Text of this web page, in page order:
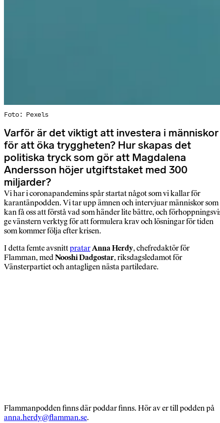
Foto: Pexels
Varför är det viktigt att investera i människor
för att öka tryggheten? Hur skapas det
politiska tryck som gör att Magdalena
Andersson höjer utgiftstaket med 300
miljarder?
Vi har i coronapandemins spår startat något som vi kallar för
karantänpodden. Vi tar upp ämnen och intervjuar människor som
kan få oss att förstå vad som händer lite bättre, och
ge vänstern verktyg för att formulera krav och lösningar för tiden
som kommer följa efter krisen.
I detta femte avsnittpratarAnna Herdy, chefredaktör för
Flamman, medNooshi Dadgostar,riksdagsledamot för
Vänsterpartiet och antagligen nästa partiledare.
Flammanpodden finns där poddar finns. Hör av er till podden på
anna.herdy@flamman.se.